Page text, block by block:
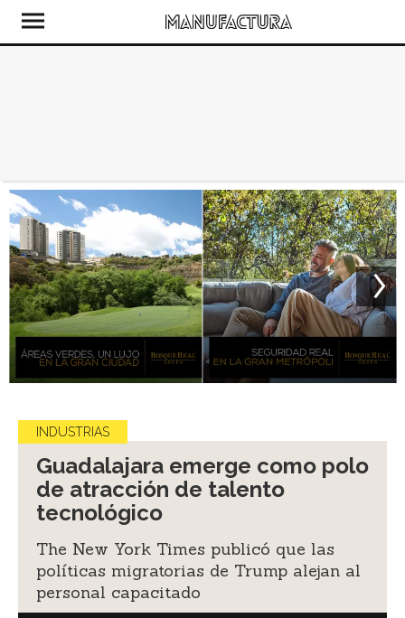
INDUSTRIAS
Guadalajara emerge como polo
de atracción de talento
tecnológico
The New York Times publicó que las
políticas migratorias de Trump alejan al
personal capacitado